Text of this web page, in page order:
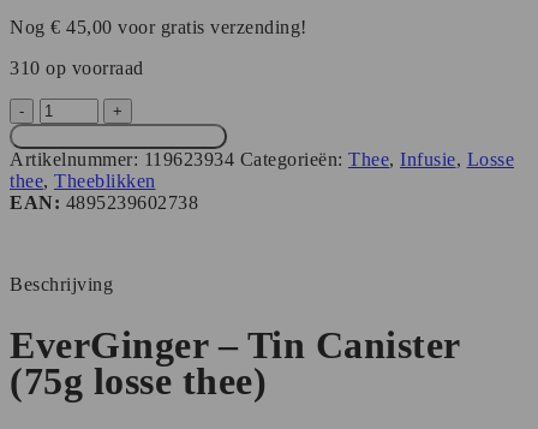
Nog € 45,00 voor gratis verzending!
310 op voorraad
EverGinger
(75g)
–
Tin
Canister
-
Artikelnummer: 119623934 Categorieën: Thee, Infusie, Losse
thee, Theeblikken
EAN: 4895239602738
Beschrijving
EverGinger – Tin Canister
(75g losse thee)